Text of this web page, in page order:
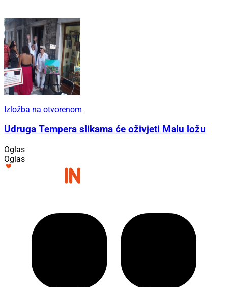
Izložba na otvorenom
Udruga Tempera slikama će oživjeti Malu ložu
Oglas
Oglas